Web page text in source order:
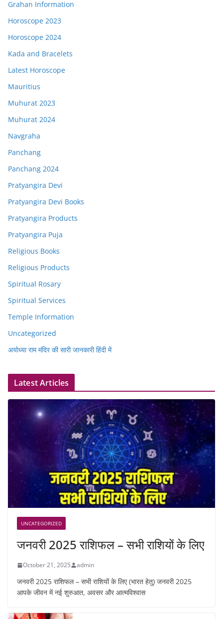
Grahan Information
Horoscope 2023
Horoscope 2024
Kada and Bracelets
Latest Horoscope
Mauritius
Muhurat 2023
Muhurat 2024
Navgraha
Panchang
Panchang 2024
Pratyangira Devi
Pratyangira Devi Books
Pratyangira Products
Pratyangira Puja
Religious Books
Religious Products
Spiritual Rosary
Spiritual Services
Temple Information
Uncategorized
अयोध्या राम मंदिर की सारी जानकारी हिंदी में
Latest Articles
UNCATEGORIZED
जनवरी 2025 राशिफल – सभी राशियों के लिए
October 21, 2025 admin
जनवरी 2025 राशिफल – सभी राशियों के लिए (भारत हेतु) जनवरी 2025
आपके जीवन में नई शुरुआत, अवसर और आत्मविश्वास